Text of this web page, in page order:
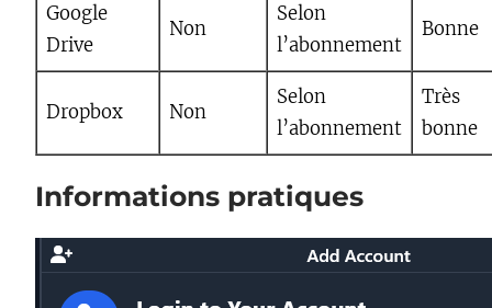
Google
Drive
Non
Selon
l’abonnement
Bonne
Dropbox Non
Selon
l’abonnement
Très
bonne
Informations pratiques